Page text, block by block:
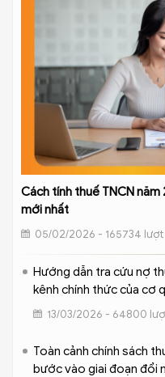
Cách tính thuế TNCN
mới nhất
05/02/2026 - 165734 lượt
Hướng dẫn tra cứu nợ
kênh chính thức của cơ
13/03/2026 - 64800
Toàn cảnh chính sách
bước vào giai đoạn đổi